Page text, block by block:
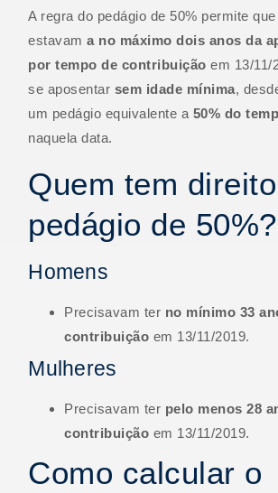
A regra do pedágio de 50% permite
estavama no máximo dois anos da
por tempo de contribuição em 13/11/
se aposentar sem idade mínima,
um pedágio equivalente a 50% do
naquela data.
Quem tem
pedágio de 50%?
Homens
Precisavam ter no mínimo 33
contribuição em 13/11/2019.
Mulheres
Precisavam ter pelo menos 28
contribuição em 13/11/2019.
Como calcular o